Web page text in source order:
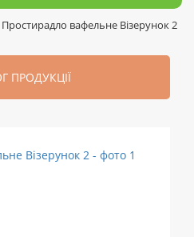
Простирадло вафельне Візерунок 2
ПРОДУКЦІЇ